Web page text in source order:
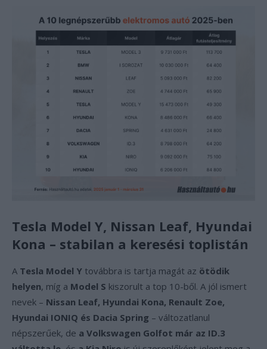
Tesla Model Y, Nissan Leaf, Hyundai
Kona – stabilan a keresési toplistán
A Tesla Model Y továbbra is tartja magát az ötödik
helyen, míg a Model S kiszorult a top 10-ből. A jól ismert
nevek – Nissan Leaf, Hyundai Kona, Renault Zoe,
Hyundai IONIQ és Dacia Spring – változatlanul
népszerűek, de a Volkswagen Golfot már az ID.3